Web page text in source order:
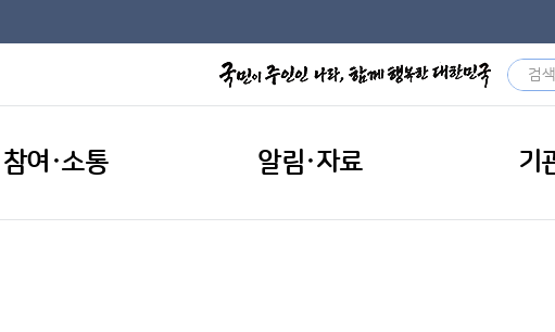
참여·소통 알림·자료 기